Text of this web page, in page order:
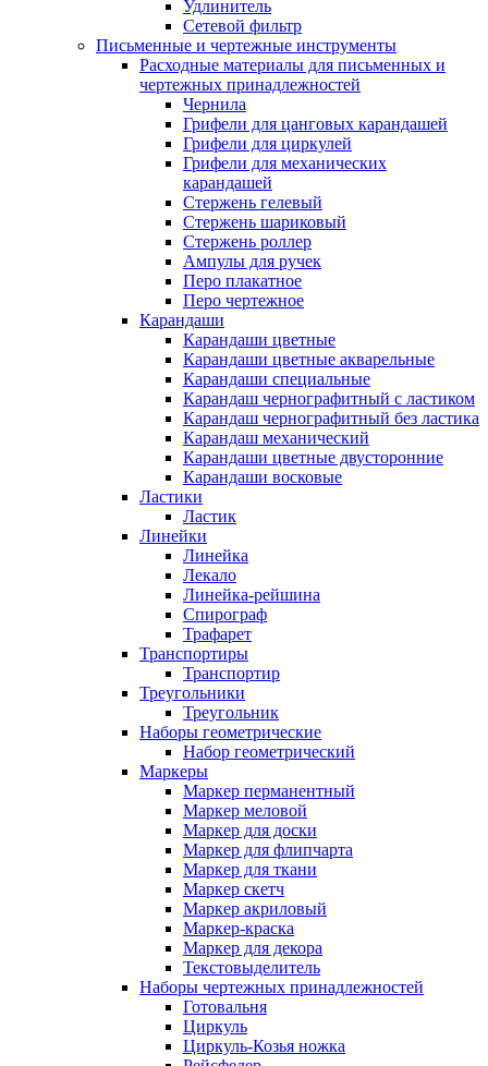
Удлинитель
Сетевой фильтр
Письменные и чертежные инструменты
Расходные материалы для письменных и
чертежных принадлежностей
Чернила
Грифели для цанговых карандашей
Грифели для циркулей
Грифели для механических
карандашей
Стержень гелевый
Стержень шариковый
Стержень роллер
Ампулы для ручек
Перо плакатное
Перо чертежное
Карандаши
Карандаши цветные
Карандаши цветные акварельные
Карандаши специальные
Карандаш чернографитный с ластиком
Карандаш чернографитный без ластика
Карандаш механический
Карандаши цветные двусторонние
Карандаши восковые
Ластики
Ластик
Линейки
Линейка
Лекало
Линейка-рейшина
Спирограф
Трафарет
Транспортиры
Транспортир
Треугольники
Треугольник
Наборы геометрические
Набор геометрический
Маркеры
Маркер перманентный
Маркер меловой
Маркер для доски
Маркер для флипчарта
Маркер для ткани
Маркер скетч
Маркер акриловый
Маркер-краска
Маркер для декора
Текстовыделитель
Наборы чертежных принадлежностей
Готовальня
Циркуль
Циркуль-Козья ножка